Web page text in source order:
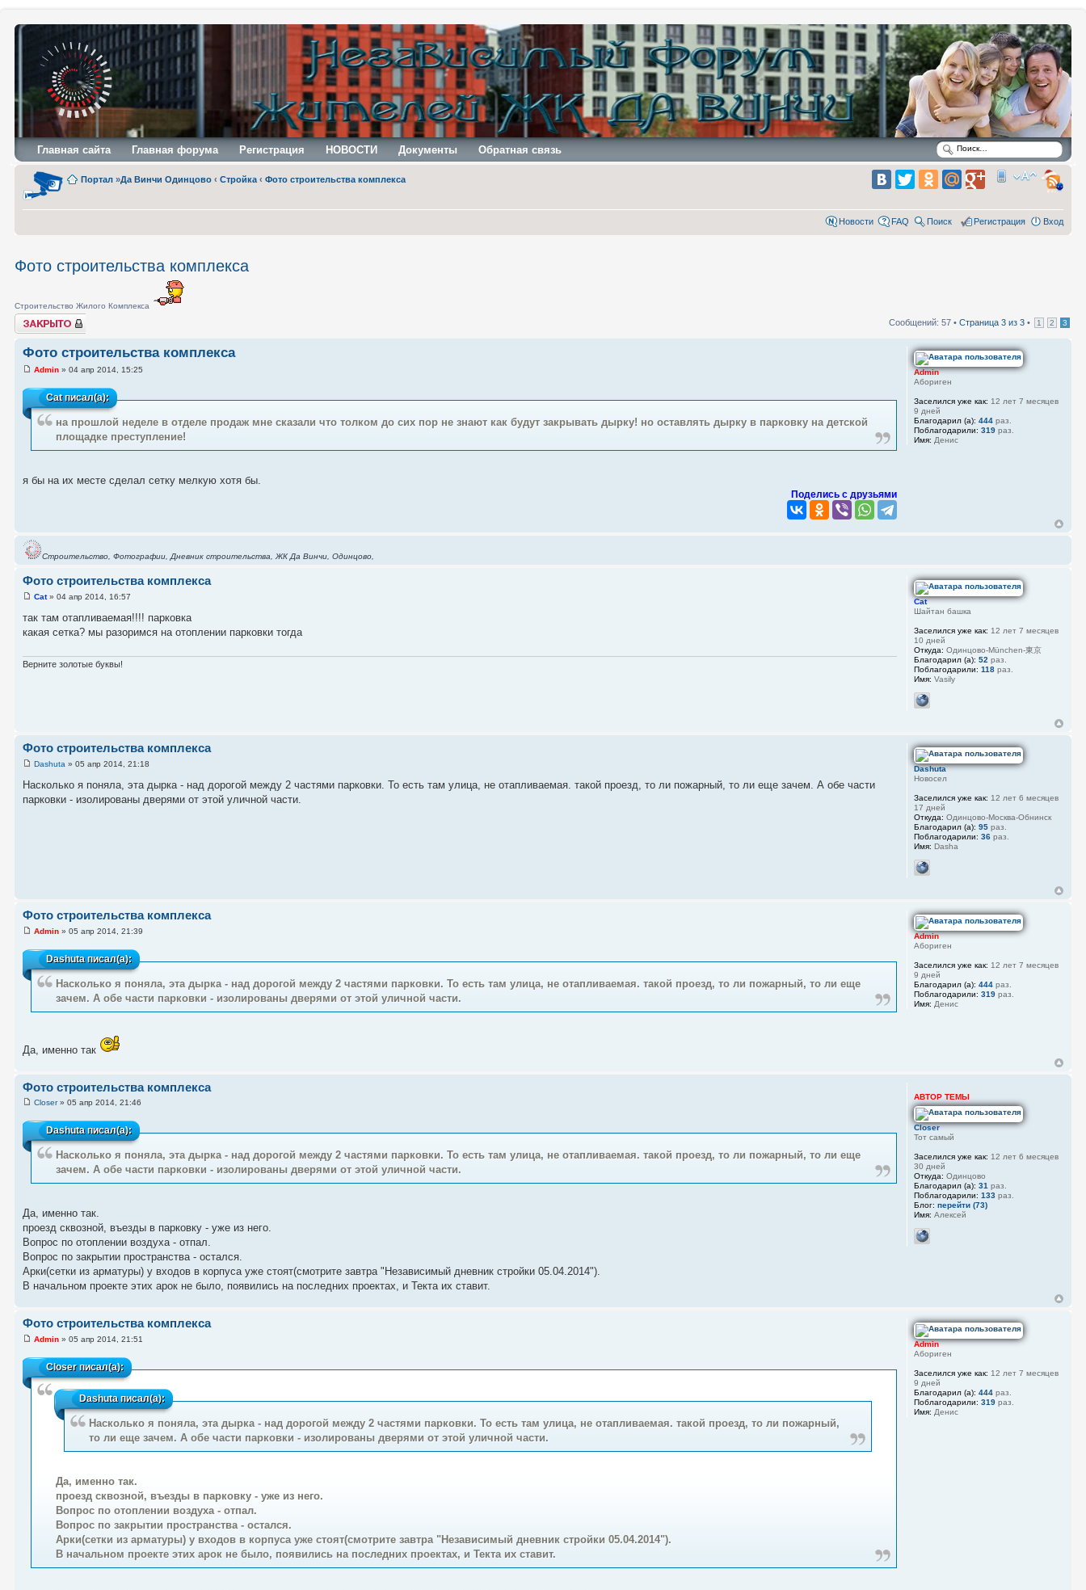
Главная сайта Главная форума Регистрация НОВОСТИ Документы Обратная связь
Портал »Да Винчи Одинцово ‹ Стройка ‹ Фото строительства комплекса
Новости FAQ Поиск Регистрация Вход
Фото строительства комплекса
Строительство Жилого Комплекса
Закрыто Сообщений: 57 • Страница 3 из 3 • 1 2 3
Фото строительства комплекса
Admin » 04 апр 2014, 15:25
Catписал(а):
на прошлой неделе в отделе продаж мне сказали что толком до сих пор не знают как будут закрывать дырку! но оставлять дырку в парковку на детской
площадке преступление!
я бы на их месте сделал сетку мелкую хотя бы.
Поделись с друзьями
Admin
Абориген
Заселился уже как: 12 лет 7 месяцев
9 дней
Благодарил (а): 444раз.
Поблагодарили: 319раз.
Имя: Денис
Строительство, Фотографии, Дневник строительства, ЖК Да Винчи, Одинцово,
Фото строительства комплекса
Cat» 04 апр 2014, 16:57
так там отапливаемая!!!! парковка
какая сетка? мы разоримся на отоплении парковки тогда
Верните золотые буквы!
Cat
Шайтан башка
Заселился уже как: 12 лет 7 месяцев
10 дней
Откуда: Одинцово-München-東京
Благодарил (а): 52 раз.
Поблагодарили: 118раз.
Имя: Vasily
Фото строительства комплекса
Dashuta » 05 апр 2014, 21:18
Насколько я поняла, эта дырка - над дорогой между 2 частями парковки. То есть там улица, не отапливаемая. такой проезд, то ли пожарный, то ли еще зачем. А обе части
парковки - изолированы дверями от этой уличной части.
Dashuta
Новосел
Заселился уже как: 12 лет 6 месяцев
17 дней
Откуда: Одинцово-Москва-Обнинск
Благодарил (а): 95раз.
Поблагодарили: 36раз.
Имя: Dasha
Фото строительства комплекса
Admin » 05 апр 2014, 21:39
Dashutaписал(а):
Насколько я поняла, эта дырка - над дорогой между 2 частями парковки. То есть там улица, не отапливаемая. такой проезд, то ли пожарный, то ли еще
зачем. А обе части парковки - изолированы дверями от этой уличной части.
Да, именно так
Admin
Абориген
Заселился уже как: 12 лет 7 месяцев
9 дней
Благодарил (а): 444раз.
Поблагодарили: 319раз.
Имя: Денис
Фото строительства комплекса
Closer» 05 апр 2014, 21:46
Dashutaписал(а):
Насколько я поняла, эта дырка - над дорогой между 2 частями парковки. То есть там улица, не отапливаемая. такой проезд, то ли пожарный, то ли еще
зачем. А обе части парковки - изолированы дверями от этой уличной части.
Да, именно так.
проезд сквозной, въезды в парковку - уже из него.
Вопрос по отоплении воздуха - отпал.
Вопрос по закрытии пространства - остался.
Арки(сетки из арматуры) у входов в корпуса уже стоят(смотрите завтра "Независимый дневник стройки 05.04.2014").
В начальном проекте этих арок не было, появились на последних проектах, и Текта их ставит.
АВТОР ТЕМЫ
Closer
Тот самый
Заселился уже как: 12 лет 6 месяцев
30 дней
Откуда: Одинцово
Благодарил (а): 31 раз.
Поблагодарили: 133раз.
Блог: перейти (73)
Имя: Алексей
Фото строительства комплекса
Admin » 05 апр 2014, 21:51
Closerписал(а):
Dashutaписал(а):
Насколько я поняла, эта дырка - над дорогой между 2 частями парковки. То есть там улица, не отапливаемая. такой проезд, то ли пожарный,
то ли еще зачем. А обе части парковки - изолированы дверями от этой уличной части.
Да, именно так.
проезд сквозной, въезды в парковку - уже из него.
Вопрос по отоплении воздуха - отпал.
Вопрос по закрытии пространства - остался.
Арки(сетки из арматуры) у входов в корпуса уже стоят(смотрите завтра "Независимый дневник стройки 05.04.2014").
В начальном проекте этих арок не было, появились на последних проектах, и Текта их ставит.
Admin
Абориген
Заселился уже как: 12 лет 7 месяцев
9 дней
Благодарил (а): 444раз.
Поблагодарили: 319раз.
Имя: Денис